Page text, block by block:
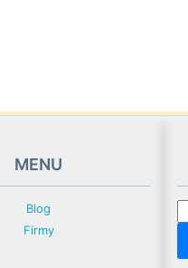
MENU
Blog
Firmy